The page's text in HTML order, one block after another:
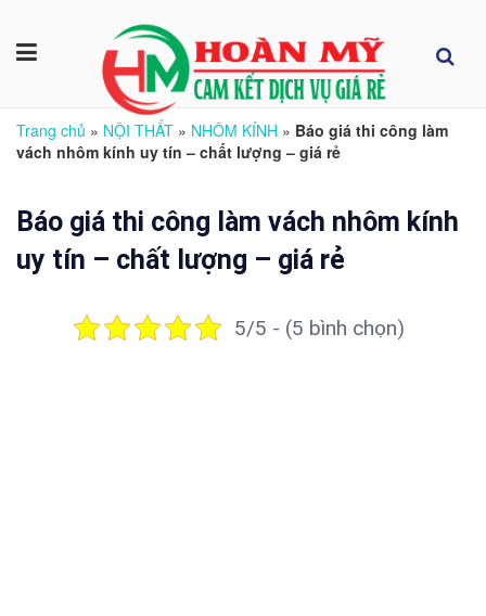
Trang chủ » NỘI THẤT » NHÔM KÍNH » Báo giá thi công làm
vách nhôm kính uy tín – chất lượng – giá rẻ
Báo giá thi công làm vách nhôm kính
uy tín – chất lượng – giá rẻ
5/5 - (5 bình chọn)